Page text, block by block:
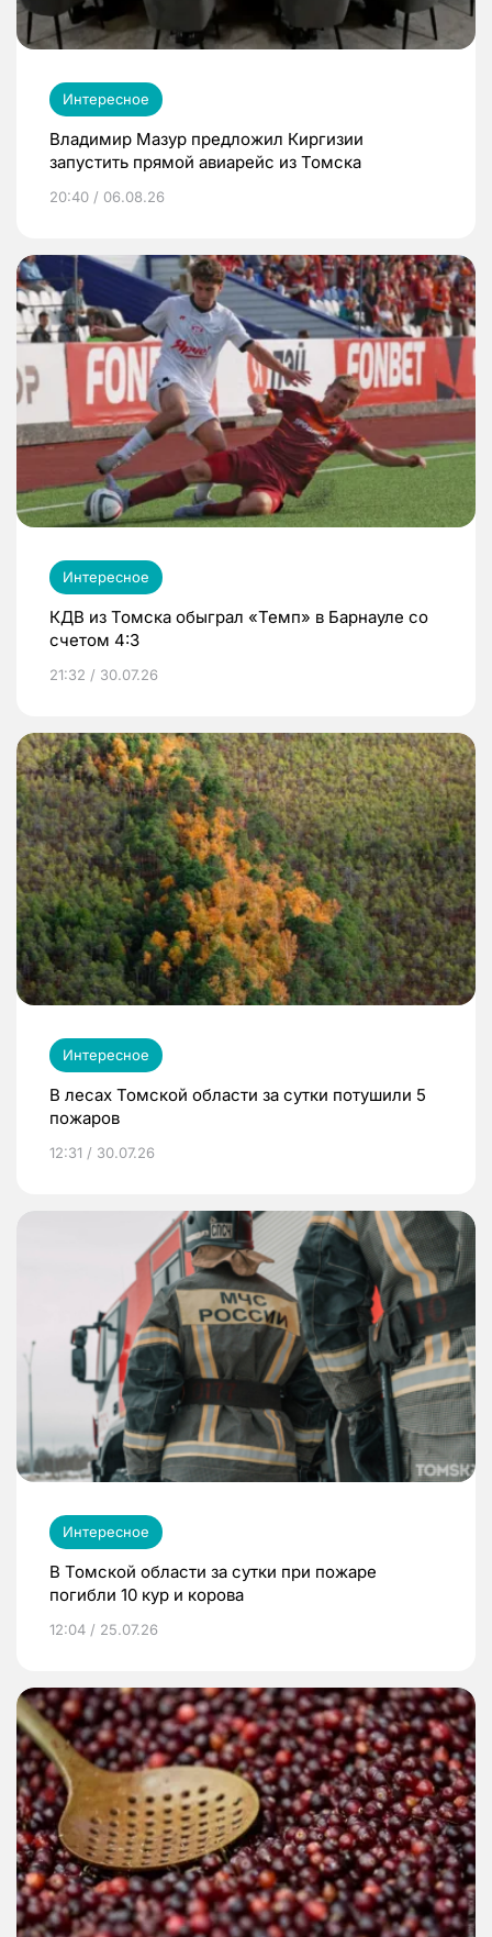
Интересное
Владимир Мазур предложил Киргизии
запустить прямой авиарейс из Томска
20:40 / 06.08.26
Интересное
КДВ из Томска обыграл «Темп» в Барнауле со
счетом 4:3
21:32 / 30.07.26
Интересное
В лесах Томской области за сутки потушили 5
пожаров
12:31 / 30.07.26
Интересное
В Томской области за сутки при пожаре
погибли 10 кур и корова
12:04 / 25.07.26